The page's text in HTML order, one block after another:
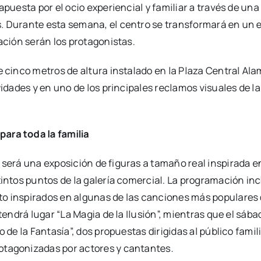
por el ocio expe­rien­cial y fami­liar a tra­vés de
Duran­te esta sema­na, el cen­tro se trans­for­ma­rá en un
serán los pro­ta­go­nis­tas.
metros de altu­ra ins­ta­la­do en la Pla­za Cen­tral
y en uno de los prin­ci­pa­les recla­mos visua­les de
toda la fami­lia
una expo­si­ción de figu­ras a tama­ño real ins­pi­ra­da
pun­tos de la gale­ría comer­cial. La pro­gra­ma­ción
ins­pi­ra­dos en algu­nas de las can­cio­nes más popu­la­res
lugar “La Magia de la Ilu­sión”, mien­tras que el
de la Fan­ta­sía”, dos pro­pues­tas diri­gi­das al públi­co
por acto­res y can­tan­tes.